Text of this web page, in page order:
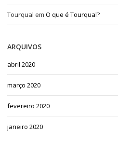
Tourqual em O que é Tourqual?
ARQUIVOS
abril 2020
março 2020
fevereiro 2020
janeiro 2020